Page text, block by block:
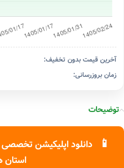
آخرین قیمت بدون تخفیف:
زمان بروزرسانی:
توضیحات
📱
دانلود اپلیکیشن
استان